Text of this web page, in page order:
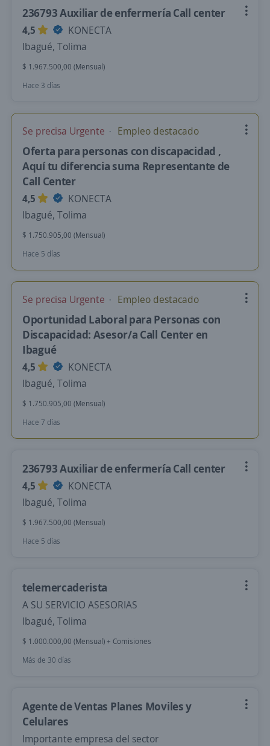
236793 Auxiliar de enfermería Call center
4,5
KONECTA
Ibagué, Tolima
$ 1.967.500,00 (Mensual)
Hace 3 días
Se precisa Urgente Empleo destacado
Oferta para personas con discapacidad ,
Aquí tu diferencia suma Representante de
Call Center
4,5
KONECTA
Ibagué, Tolima
$ 1.750.905,00 (Mensual)
Hace 5 días
Se precisa Urgente Empleo destacado
Oportunidad Laboral para Personas con
Discapacidad: Asesor/a Call Center en
Ibagué
4,5
KONECTA
Ibagué, Tolima
$ 1.750.905,00 (Mensual)
Hace 7 días
236793 Auxiliar de enfermería Call center
4,5
KONECTA
Ibagué, Tolima
$ 1.967.500,00 (Mensual)
Hace 5 días
telemercaderista
A SU SERVICIO ASESORIAS
Ibagué, Tolima
$ 1.000.000,00 (Mensual) + Comisiones
Más de 30 días
Agente de Ventas Planes Moviles y
Celulares
Importante empresa del sector